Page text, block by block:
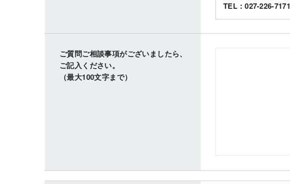
TEL：027-226-7171
ご質問ご相談事項がございましたら、
ご記入ください。
（最大100文字まで）